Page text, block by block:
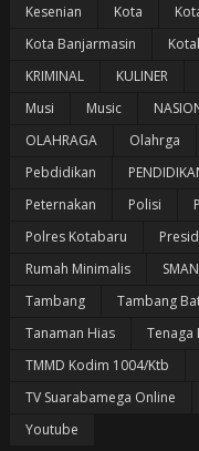
Kesenian
Kota
Kota Banjarmasin
KRIMINAL
KULINER
Musi
Music
OLAHRAGA
Olahrga
Pebdidikan
Peternakan
Polisi
Polres Kotabaru
Rumah Minimalis
Tambang
Tambang
Tanaman Hias
Tenaga
TMMD Kodim 1004/Ktb
TV Suarabamega Online
Youtube